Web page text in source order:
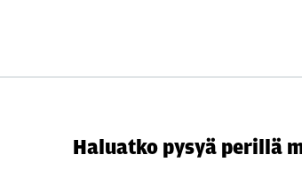
Haluatko pysyä perillä